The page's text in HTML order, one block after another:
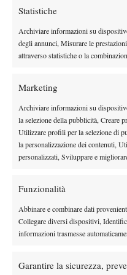
Statistiche
Archiviare informazioni su
degli annunci, Misurare le
attraverso statistiche o la
Marketing
Archiviare informazioni su
la selezione della pubblicità, Creare
Utilizzare profili per la selezione di
la personalizzazione dei contenuti,
personalizzati, Sviluppare e
Funzionalità
Abbinare e combinare dati
Collegare diversi dispositivi,
informazioni trasmesse
Garantire la sicurezza,
“Credo di aver ricominciato
stagione molto negativa. Ho
fatica con il mio tennis”
rafforza enormemente.
titolo.Se avessi perso
stesso avrebbe subito un
vinto, sento di poterlo fare
IL MOMENTO DELLA
Sull’emozione del match
festeggiare.Quando ho visto
cielo ho realizzato davvero
campo è molto speciale per